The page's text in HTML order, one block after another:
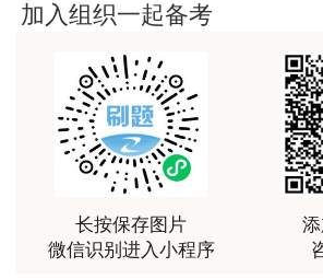
用户m0****88
最棒的预习课
用户m2****66
越听越觉得好
用户m2****66
越听越觉得好
用户m2****66
加入组织一起备考
长按保存图片
微信识别进入小程序